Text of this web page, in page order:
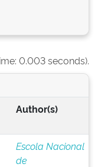
0.003 seconds).
Author(s)
Escola Nacional
de